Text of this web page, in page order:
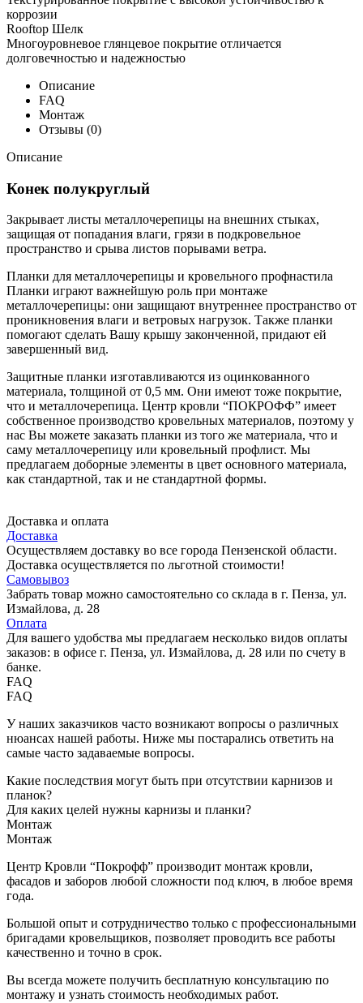
коррозии
Rooftop Шелк
Многоуровневое глянцевое покрытие отличается
долговечностью и надежностью
Описание
FAQ
Монтаж
Отзывы (0)
Описание
Конек полукруглый
Закрывает листы металлочерепицы на внешних стыках,
защищая от попадания влаги, грязи в подкровельное
пространство и срыва листов порывами ветра.
Планки для металлочерепицы и кровельного профнастила
Планки играют важнейшую роль при монтаже
металлочерепицы: они защищают внутреннее пространство от
проникновения влаги и ветровых нагрузок. Также планки
помогают сделать Вашу крышу законченной, придают ей
завершенный вид.
Защитные планки изготавливаются из оцинкованного
материала, толщиной от 0,5 мм. Они имеют тоже покрытие,
что и металлочерепица. Центр кровли “ПОКРОФФ” имеет
собственное производство кровельных материалов, поэтому у
нас Вы можете заказать планки из того же материала, что и
саму металлочерепицу или кровельный профлист. Мы
предлагаем доборные элементы в цвет основного материала,
как стандартной, так и не стандартной формы.
Доставка и оплата
Доставка
Осуществляем доставку во все города Пензенской области.
Доставка осуществляется по льготной стоимости!
Самовывоз
Забрать товар можно самостоятельно со склада в г. Пенза, ул.
Измайлова, д. 28
Оплата
Для вашего удобства мы предлагаем несколько видов оплаты
заказов: в офисе г. Пенза, ул. Измайлова, д. 28 или по счету в
банке.
FAQ
FAQ
У наших заказчиков часто возникают вопросы о различных
нюансах нашей работы. Ниже мы постарались ответить на
самые часто задаваемые вопросы.
Какие последствия могут быть при отсутствии карнизов и
планок?
Для каких целей нужны карнизы и планки?
Монтаж
Монтаж
Центр Кровли “Покрофф” производит монтаж кровли,
фасадов и заборов любой сложности под ключ, в любое время
года.
Большой опыт и сотрудничество только с профессиональными
бригадами кровельщиков, позволяет проводить все работы
качественно и точно в срок.
Вы всегда можете получить бесплатную консультацию по
монтажу и узнать стоимость необходимых работ.